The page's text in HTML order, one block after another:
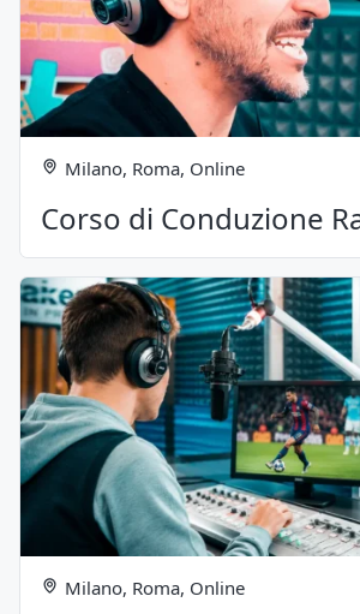
Milano, Roma, Online
Corso di Conduzione
Milano, Roma, Online